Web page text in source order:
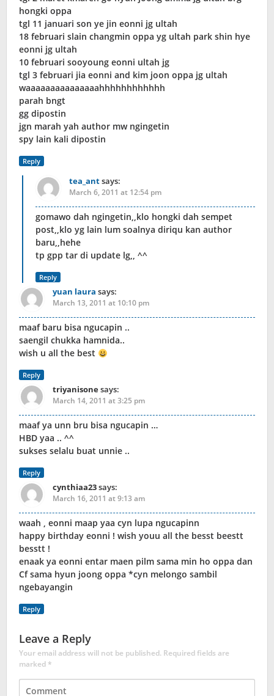
hongki oppa
tgl 11 januari son ye jin eonni jg ultah
18 februari slain changmin oppa yg ultah park shin hye
eonni jg ultah
10 februari sooyoung eonni ultah jg
tgl 3 februari jia eonni and kim joon oppa jg ultah
waaaaaaaaaaaaaaahhhhhhhhhhhh
parah bngt
gg dipostin
jgn marah yah author mw ngingetin
spy lain kali dipostin
Reply
tea_antsays:
March 6, 2011 at 12:54 pm
gomawo dah ngingetin,,klo hongki dah sempet
post,,klo yg lain lum soalnya diriqu kan author
baru,,hehe
tp gpp tar di update lg,, ^^
Reply
yuan laura says:
March 13, 2011 at 10:10 pm
maaf baru bisa ngucapin ..
saengil chukka hamnida..
wish u all the best
Reply
triyanisonesays:
March 14, 2011 at 3:25 pm
maaf ya unn bru bisa ngucapin …
HBD yaa .. ^^
sukses selalu buat unnie ..
Reply
cynthiaa23says:
March 16, 2011 at 9:13 am
waah , eonni maap yaa cyn lupa ngucapinn
happy birthday eonni ! wish youu all the besst beestt
besstt !
enaak ya eonni entar maen pilm sama min ho oppa dan
Cf sama hyun joong oppa *cyn melongo sambil
ngebayangin
Reply
Leave a Reply
Your email address will not be published. Required fields are
marked*